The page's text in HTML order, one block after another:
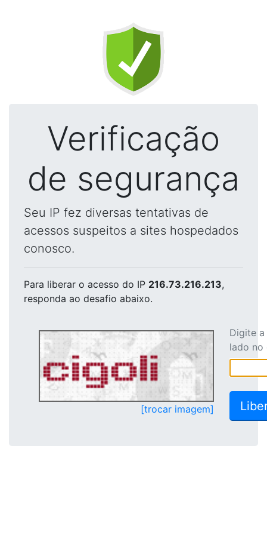
Verificação
de segurança
Seu IP fez diversas tentativas de
acessos suspeitos a sites hospedados
conosco.
Para liberar o acesso do IP 216.73.216.213,
responda ao desafio abaixo.
[trocar imagem]
Digite
lado no